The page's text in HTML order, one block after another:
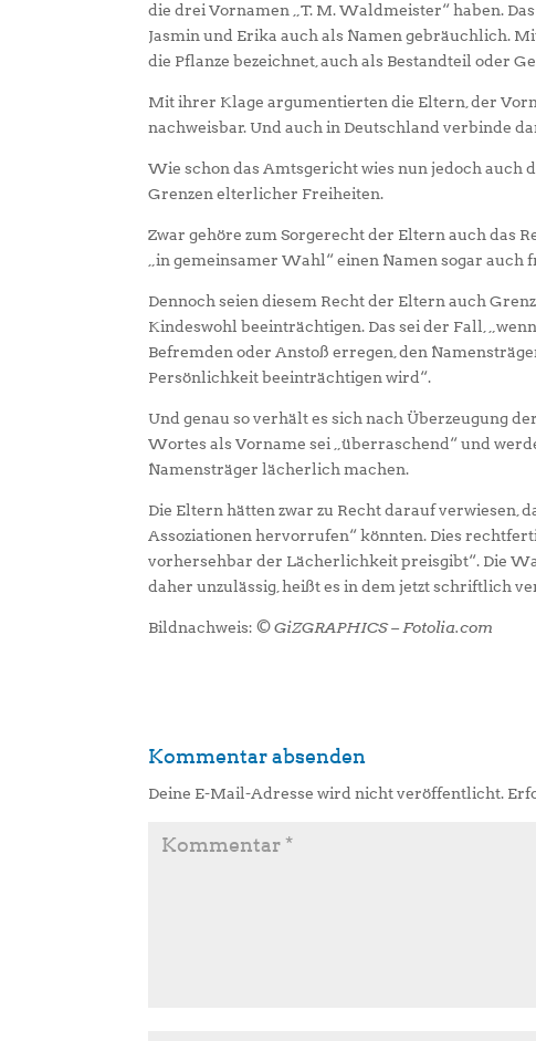
die drei Vornamen „T. M. Waldmeister“ haben.
Jasmin und Erika auch als Namen gebräuchlich.
die Pflanze bezeichnet, auch als Bestandteil oder
Mit ihrer Klage argumentierten die Eltern, der
nachweisbar. Und auch in Deutschland verbinde
Wie schon das Amtsgericht wies nun jedoch auch
Grenzen elterlicher Freiheiten.
Zwar gehöre zum Sorgerecht der Eltern auch das
„in gemeinsamer Wahl“ einen Namen sogar auch
Dennoch seien diesem Recht der Eltern auch
Kindeswohl beeinträchtigen. Das sei der Fall,
Befremden oder Anstoß erregen, den
Persönlichkeit beeinträchtigen wird“.
Und genau so verhält es sich nach Überzeugung
Wortes als Vorname sei „überraschend“ und
Namensträger lächerlich machen.
Die Eltern hätten zwar zu Recht darauf verwiesen,
Assoziationen hervorrufen“ könnten. Dies
vorhersehbar der Lächerlichkeit preisgibt“. Die
daher unzulässig, heißt es in dem jetzt schriftlich
Bildnachweis:© GiZGRAPHICS – Fotolia.com
Kommentar absenden
Deine E-Mail-Adresse wird nicht veröffentlicht.